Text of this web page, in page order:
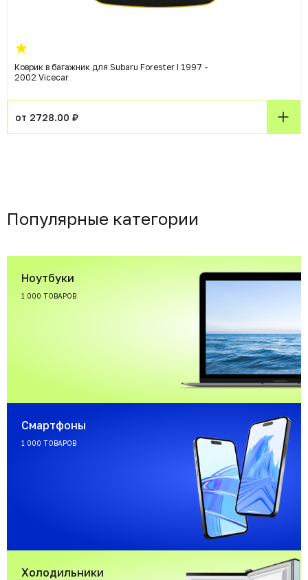
Коврик в багажник для Subaru Forester I 1997 -
2002 Vicecar
от 2728.00 ₽
Популярные категории
Ноутбуки
1 000 ТОВАРОВ
Смартфоны
1 000 ТОВАРОВ
Холодильники